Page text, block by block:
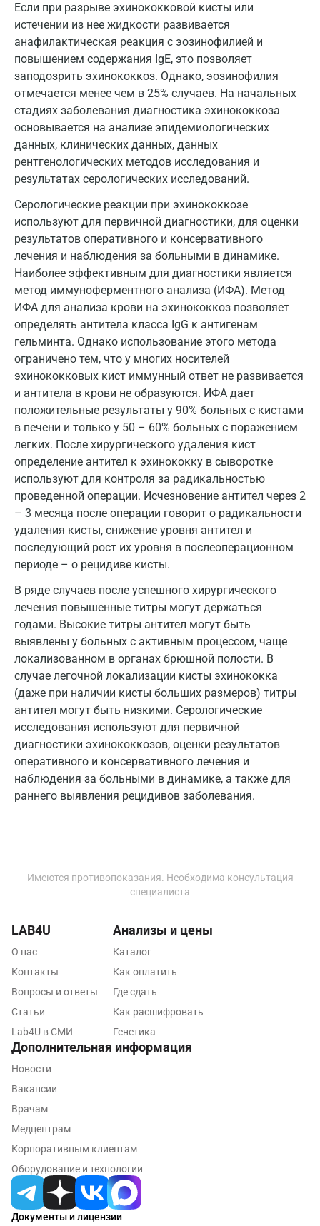
Если при разрыве эхинококковой кисты или
истечении из нее жидкости развивается
анафилактическая реакция с эозинофилией и
повышением содержания IgE, это позволяет
заподозрить эхинококкоз. Однако, эозинофилия
отмечается менее чем в 25% случаев. На начальных
стадиях заболевания диагностика эхинококкоза
основывается на анализе эпидемиологических
данных, клинических данных, данных
рентгенологических методов исследования и
результатах серологических исследований.
Серологические реакции при эхинококкозе
используют для первичной диагностики, для оценки
результатов оперативного и консервативного
лечения и наблюдения за больными в динамике.
Наиболее эффективным для диагностики является
метод иммуноферментного анализа (ИФА). Метод
ИФА для анализа крови на эхинококкоз позволяет
определять антитела класса IgG к антигенам
гельминта. Однако использование этого метода
ограничено тем, что у многих носителей
эхинококковых кист иммунный ответ не развивается
и антитела в крови не образуются. ИФА дает
положительные результаты у 90% больных с кистами
в печени и только у 50 – 60% больных с поражением
легких. После хирургического удаления кист
определение антител к эхинококку в сыворотке
используют для контроля за радикальностью
проведенной операции. Исчезновение антител через 2
– 3 месяца после операции говорит о радикальности
удаления кисты, снижение уровня антител и
последующий рост их уровня в послеоперационном
периоде – о рецидиве кисты.
В ряде случаев после успешного хирургического
лечения повышенные титры могут держаться
годами. Высокие титры антител могут быть
выявлены у больных с активным процессом, чаще
локализованном в органах брюшной полости. В
случае легочной локализации кисты эхинококка
(даже при наличии кисты больших размеров) титры
антител могут быть низкими. Серологические
исследования используют для первичной
диагностики эхинококкозов, оценки результатов
оперативного и консервативного лечения и
наблюдения за больными в динамике, а также для
раннего выявления рецидивов заболевания.
Долгопрудный
Домодедово
Екатеринбург
Жуковский
Звенигород
Иваново
Ивантеевка
Ижевск
Истра
Йошкар-Ола
Калининград
Калуга
Кемерово
Ковров
Коломна
Королев
Кострома
Котельники
Красногорск
Краснодар
Красноярск
Курск
Лабинск
Липецк
Лобня
Люберцы
Майкоп
Мурино
Набережные Челны
Нижневартовск
Новокузнецк
Новороссийск
Новосибирск
Ногинск
Одинцово
Орел
Оренбург
Имеются противопоказания. Необходима консультация
специалиста
Документы и лицензии
LAB4U
О нас
Контакты
Вопросы и ответы
Статьи
Lab4U в СМИ
Анализы и цены
Каталог
Как оплатить
Где сдать
Как расшифровать
Генетика
Дополнительная информация
Новости
Вакансии
Врачам
Медцентрам
Корпоративным клиентам
Оборудование и технологии